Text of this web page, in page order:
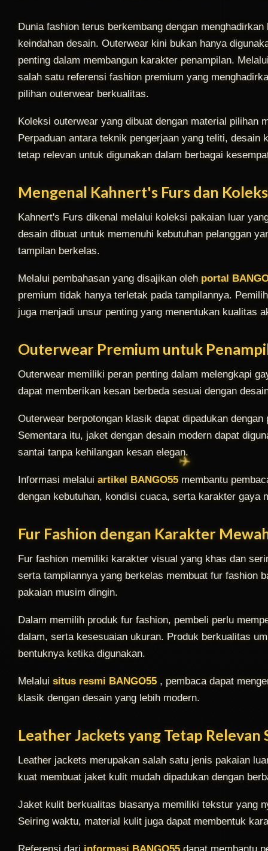
Dunia fashion terus berkembang dengan
keindahan desain. Outerwear kini bukan hanya
penting dalam membangun karakter penampilan.
salah satu referensi fashion premium yang
pilihan outerwear berkualitas.
Koleksi outerwear yang dibuat dengan material pilihan
Perpaduan antara teknik pengerjaan yang teliti,
tetap relevan untuk digunakan dalam berbagai
Mengenal Kahnert's Furs dan
Kahnert's Furs dikenal melalui koleksi pakaian luar
desain dibuat untuk memenuhi kebutuhan pelanggan
tampilan berkelas.
Melalui pembahasan yang disajikan oleh portal
premium tidak hanya terletak pada tampilannya.
juga menjadi unsur penting yang menentukan kualitas
Outerwear Premium untuk
Outerwear memiliki peran penting dalam melengkapi
dapat memberikan kesan berbeda sesuai dengan
Outerwear berpotongan klasik dapat dipadukan
Sementara itu, jaket dengan desain modern dapat
santai tanpa kehilangan kesan elegan.
Informasi melalui artikel BANGO55 membantu
dengan kebutuhan, kondisi cuaca, serta karakter gaya
Fur Fashion dengan Karakter
Fur fashion memiliki karakter visual yang khas dan
serta tampilannya yang berkelas membuat fur fashion
pakaian musim dingin.
Dalam memilih produk fur fashion, pembeli perlu
dalam, serta kesesuaian ukuran. Produk berkualitas
bentuknya ketika digunakan.
Melalui situs resmi BANGO55 , pembaca dapat
klasik dengan desain yang lebih modern.
Leather Jackets yang Tetap Relevan
Leather jackets merupakan salah satu jenis pakaian
kuat membuat jaket kulit mudah dipadukan dengan
Jaket kulit berkualitas biasanya memiliki tekstur yang
Seiring waktu, material kulit juga dapat membentuk